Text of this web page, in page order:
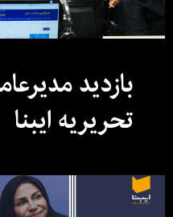
بازدید
تحریریه ایبنا